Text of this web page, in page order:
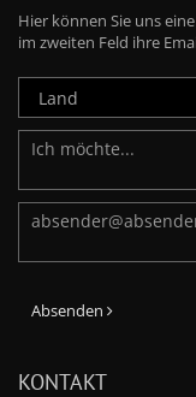
Hier können Sie uns
im zweiten Feld ihre
Absenden
KONTAKT